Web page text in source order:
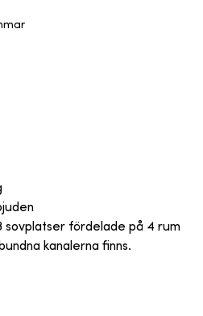
sovplatser fördelade på 4 rum
kanalerna finns.